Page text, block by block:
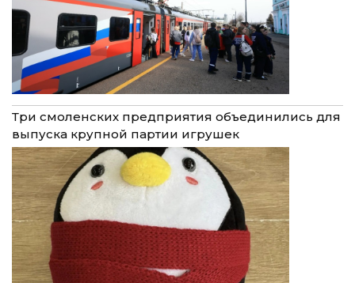
Три смоленских предприятия объединились для
выпуска крупной партии игрушек